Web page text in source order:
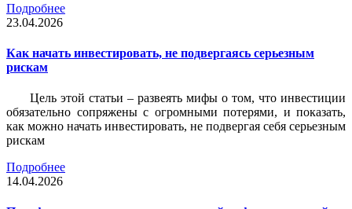
Подробнее
23.04.2026
Как начать инвестировать, не подвергаясь серьезным
рискам
Цель этой статьи – развеять мифы о том, что инвестиции
обязательно сопряжены с огромными потерями, и показать,
как можно начать инвестировать, не подвергая себя серьезным
рискам
Подробнее
14.04.2026